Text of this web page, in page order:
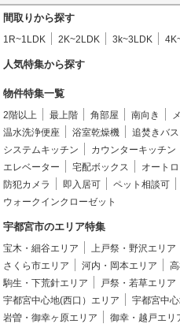
間取りから探す
1R~1LDK 2K~2LDK 3k~3LDK
人気特集から探す
物件特集一覧
2階以上 最上階 角部屋 南向き
温水洗浄便座
浴室乾燥機 追焚きバス
システムキッチン
カウンターキッチン
エレベーター
宅配ボックス オート
防犯カメラ
即入居可 ペット相談可
ウォークインクローゼット
宇都宮市のエリア特集
宝木・細谷エリア 上戸祭・野沢エリア
さくら市エリア
河内・岡本エリア
駒生・下荒針エリア
戸祭・若草エリア
宇都宮中心地(西口）エリア
宇都宮中
岩曽・御幸ヶ原エリア
御幸・越戸エリ